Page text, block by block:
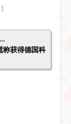
获得德国科